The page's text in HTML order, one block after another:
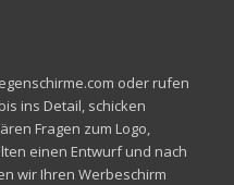
oder rufen
ins Detail, schicken
Fragen zum Logo,
einen Entwurf und nach
wir Ihren Werbeschirm